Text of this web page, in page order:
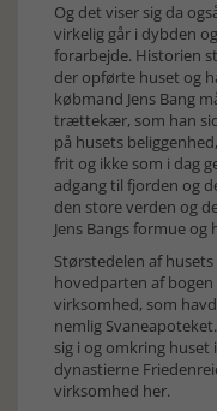
Og det viser sig da
virkelig går i dybden
forarbejde. Historien
der opførte huset og
købmand Jens Bang
trættekær, som han
på husets
frit og ikke som i dag
adgang til fjorden og
den store verden og
Jens Bangs formue
Størstedelen af
hovedparten af
virksomhed, som
nemlig
sig i og omkring
dynastierne
virksomhed her.